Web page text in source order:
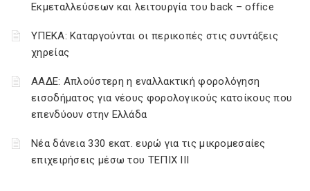
Εκμεταλλεύσεων και λειτουργία του back – office
ΥΠΕΚΑ: Καταργούνται οι περικοπές στις συντάξεις
χηρείας
ΑΑΔΕ: Απλούστερη η εναλλακτική φορολόγηση
εισοδήματος για νέους φορολογικούς κατοίκους που
επενδύουν στην Ελλάδα
Νέα δάνεια 330 εκατ. ευρώ για τις μικρομεσαίες
επιχειρήσεις μέσω του ΤΕΠΙΧ ΙΙΙ